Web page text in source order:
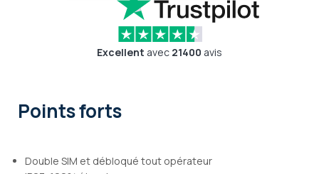
Excellent avec 21400 avis
Points forts
Double SIM et débloqué tout opérateur